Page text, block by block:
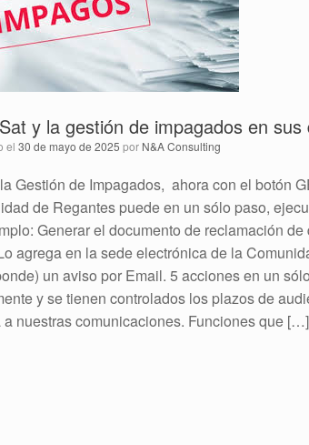
y la gestión de impagados en
el 30 de mayo de 2025 por N&A Consulting
Gestión de Impagados, ahora con el botón
de Regantes puede en un sólo paso,
Generar el documento de reclamación
agrega en la sede electrónica de la
un aviso por Email. 5 acciones en un
y se tienen controlados los plazos de
a nuestras comunicaciones. Funciones que […]